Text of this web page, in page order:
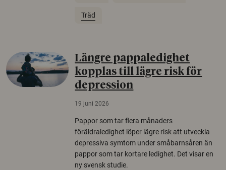
Träd
Längre pappaledighet
kopplas till lägre risk för
depression
19 juni 2026
Pappor som tar flera månaders
föräldraledighet löper lägre risk att utveckla
depressiva symtom under småbarnsåren än
pappor som tar kortare ledighet. Det visar en
ny svensk studie.